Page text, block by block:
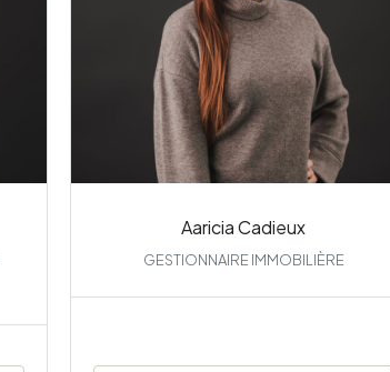
Aaricia Cadieux
GESTIONNAIRE IMMOBILIÈRE